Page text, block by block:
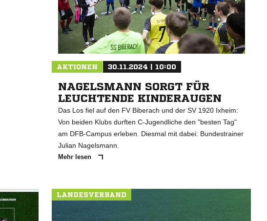
AKTIONEN 30.11.2024 | 10:00
NAGELSMANN SORGT FÜR
LEUCHTENDE KINDERAUGEN
Das Los fiel auf den FV Biberach und der SV 1920 Ixheim:
Von beiden Klubs durften C-Jugendliche den "besten Tag"
am DFB-Campus erleben. Diesmal mit dabei: Bundestrainer
Julian Nagelsmann.
Mehr lesen
LANDESVERBAND